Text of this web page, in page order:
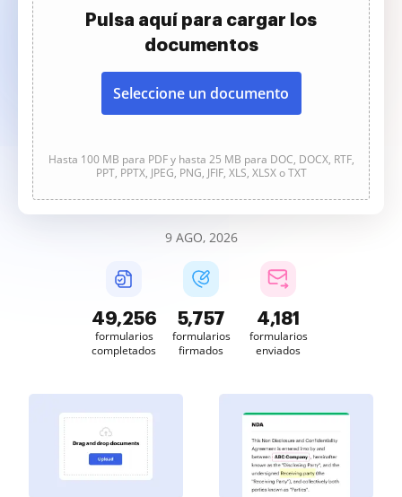
Pulsa aquí para cargar los
documentos
Seleccione un documento
Hasta 100 MB para PDF y hasta 25 MB para DOC, DOCX, RTF,
PPT, PPTX, JPEG, PNG, JFIF, XLS, XLSX o TXT
9 AGO, 2026
49,256
formularios
completados
5,757
formularios
firmados
4,181
formularios
enviados